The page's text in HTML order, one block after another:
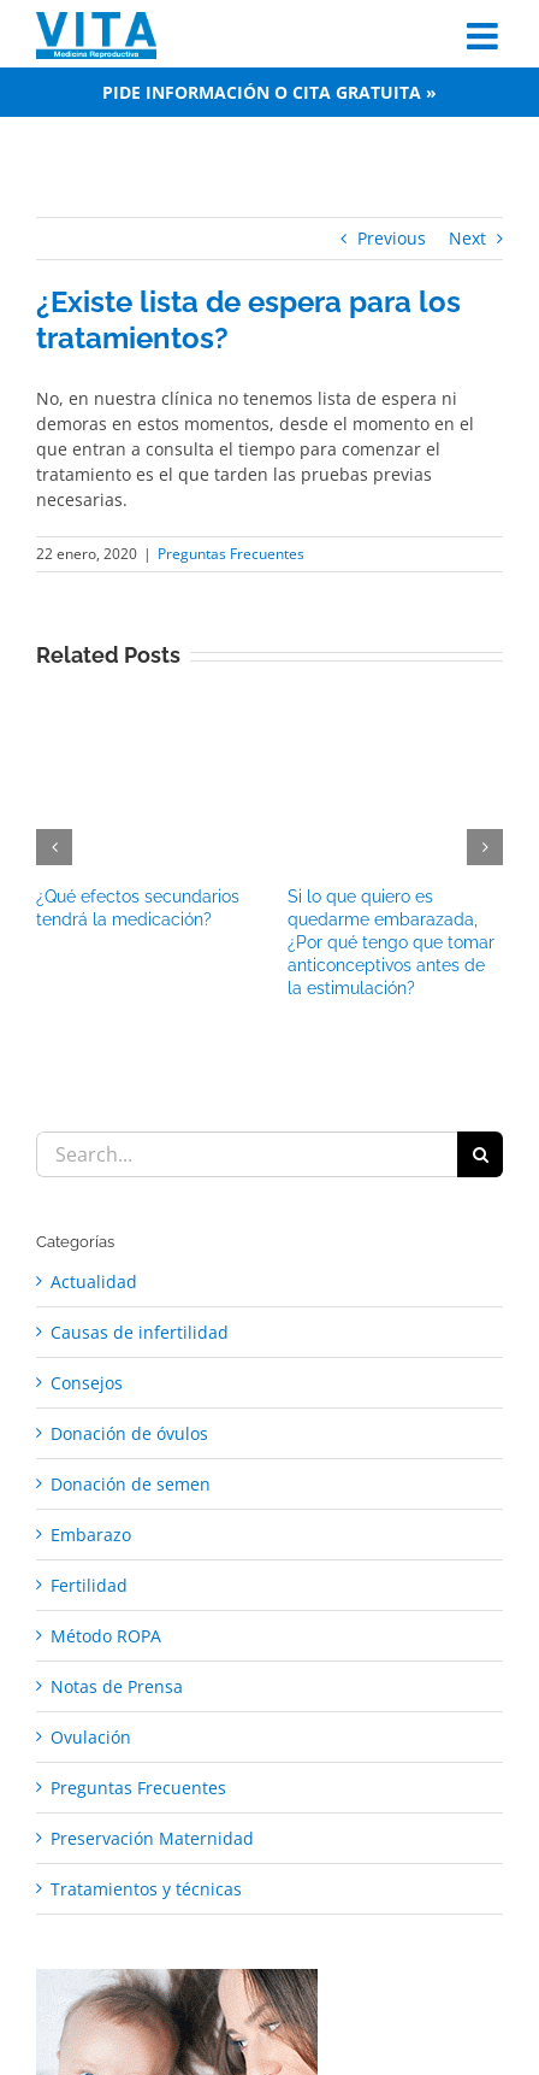
content
PIDE INFORMACIÓN O CITA GRATUITA »
Previous Next
¿Existe lista de espera para los
tratamientos?
No, en nuestra clínica no tenemos lista de espera ni
demoras en estos momentos, desde el momento en el
que entran a consulta el tiempo para comenzar el
tratamiento es el que tarden las pruebas previas
necesarias.
22 enero, 2020 | Preguntas Frecuentes
Related Posts
¿Qué efectos secundarios
tendrá la medicación?
Si lo que quiero es
quedarme embarazada,
¿Por qué tengo que tomar
anticonceptivos antes de
la estimulación?
Search
for:
Categorías
Actualidad
Causas de infertilidad
Consejos
Donación de óvulos
Donación de semen
Embarazo
Fertilidad
Método ROPA
Notas de Prensa
Ovulación
Preguntas Frecuentes
Preservación Maternidad
Tratamientos y técnicas